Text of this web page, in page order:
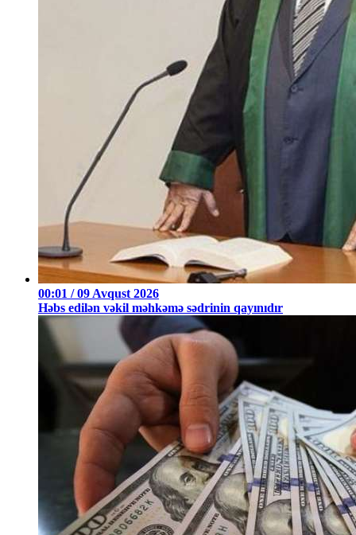
00:01 / 09 Avqust 2026
Həbs edilən vəkil məhkəmə sədrinin qayınıdır